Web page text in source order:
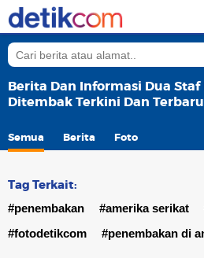
Berita Dan Informasi Dua
Ditembak Terkini Dan
Semua Berita Foto
Tag Terkait:
#penembakan #amerika serikat
#fotodetikcom
#penembakan di